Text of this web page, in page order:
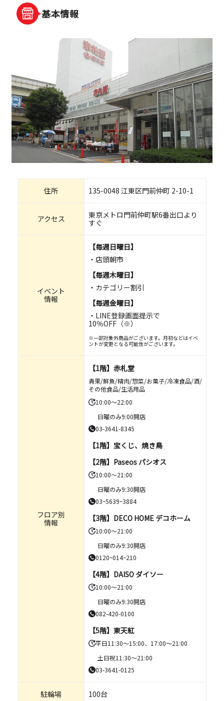
基本情報
住所 135-0048 江東区門前仲町 2-10-1
アクセス
東京メトロ門前仲町駅6番出口より
すぐ
イベント
情報
【毎週日曜日】
店頭朝市
【毎週木曜日】
カテゴリー割引
【毎週金曜日】
LINE登録画面提示で
10％OFF（※）
※一部対象外商品がございます。月初などはイベ
ントが変更となる可能性がございます。
フロア別
情報
【1階】赤札堂
青果/鮮魚/精肉/惣菜/お菓子/冷凍食品/酒/
その他食品/生活用品
10:00～22:00
日曜のみ9:00開店
03-3641-8345
【1階】宝くじ、焼き鳥
【2階】Paseos パシオス
10:00～21:00
日曜のみ9:30開店
03ｰ5639ｰ3884
【3階】DECO HOME デコホーム
10:00～21:00
日曜のみ9:30開店
0120ｰ014ｰ210
【4階】DAISO ダイソー
10:00～21:00
日曜のみ9:30開店
082-420-0100
【5階】東天紅
平日11:30～15:00、17:00～21:00
土日祝11:30～21:00
03-3641-0125
駐輪場 100台